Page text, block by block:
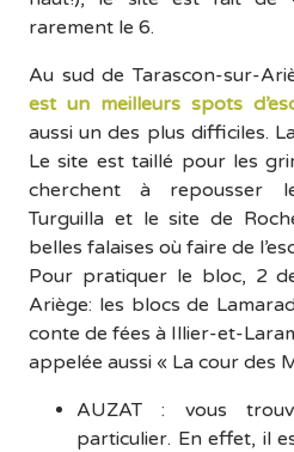
rarement le 6.
Au sud de Tarascon-sur-
est un meilleurs spots
aussi un des plus difficiles.
Le site est taillé pour les
cherchent à repousser
Turguilla et le site de
belles falaises où faire de
Pour pratiquer le bloc, 2
Ariège: les blocs de
conte de fées à Illier-et-
appelée aussi « La cour des
AUZAT : vous
particulier. En effet, il